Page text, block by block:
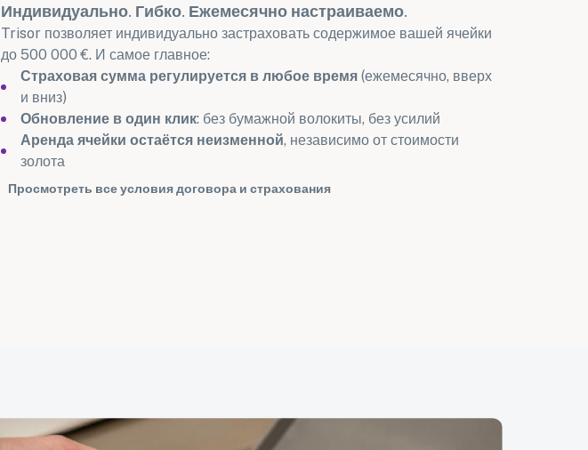
Индивидуально. Гибко. Ежемесячно настраиваемо.
Trisor позволяет индивидуально застраховать содержимое вашей ячейки
до 500 000 €. И самое главное:
Страховая сумма регулируется в любое время (ежемесячно, вверх
и вниз)
Обновление в один клик: без бумажной волокиты, без усилий
Аренда ячейки остаётся неизменной, независимо от стоимости
золота
Просмотреть все условия договора и страхования